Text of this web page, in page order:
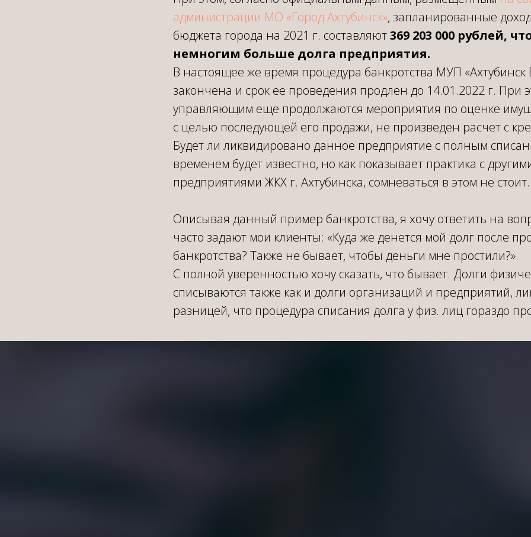
администрации МО «Город Ахтубинск», запланированные
бюджета города на 2021 г. составляют369 203 000 рублей,
немногим больше долга предприятия.
В настоящее же время процедура банкротства МУП «Ахтубинск
закончена и срок ее проведения продлен до 14.01.2022 г. При
управляющим еще продолжаются мероприятия по оценке
с целью последующей его продажи, не произведен расчет с
Будет ли ликвидировано данное предприятие с полным
временем будет известно, но как показывает практика с
предприятиями ЖКХ г. Ахтубинска, сомневаться в этом не стоит.
Описывая данный пример банкротства, я хочу ответить на
часто задают мои клиенты: «Куда же денется мой долг после
банкротства? Также не бывает, чтобы деньги мне простили?».
С полной уверенностью хочу сказать, что бывает. Долги
списываются также как и долги организаций и предприятий,
разницей, что процедура списания долга у физ. лиц гораздо